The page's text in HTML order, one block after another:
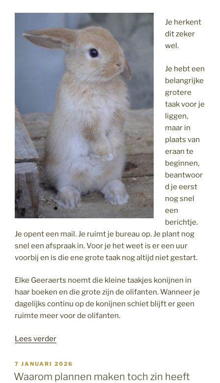
Je herkent
dit zeker
wel.
Je hebt een
belangrijke
grotere
taak voor je
liggen,
maar in
plaats van
eraan te
beginnen,
beantwoor
d je eerst
nog snel
een
berichtje.
Je opent een mail. Je ruimt je bureau op. Je plant nog
snel een afspraak in. Voor je het weet is er een uur
voorbij en is die ene grote taak nog altijd niet gestart.
Elke Geeraerts noemt die kleine taakjes konijnen in
haar boeken en die grote zijn de olifanten. Wanneer je
dagelijks continu op de konijnen schiet blijft er geen
ruimte meer voor de olifanten.
Lees verder“De
van
onbenullige
GEPLAATST
OP
7 JANUARI 2026
Waarom plannen maken toch zin heeft